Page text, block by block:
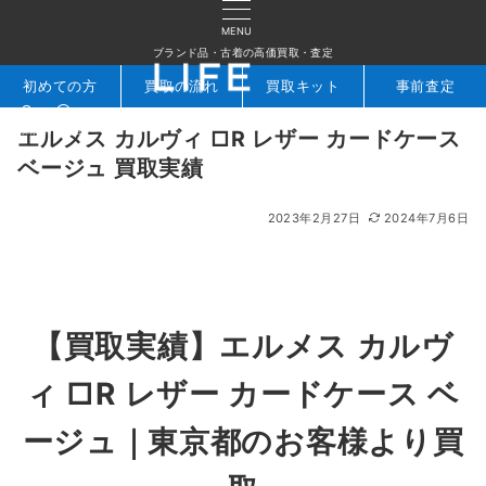
MENU
ブランド品・古着の高価買取・査定
お問合せ
初めての方 買取の流れ 買取キット 事前査定
エルメス カルヴィ □R レザー カードケース
ベージュ 買取実績
2023年2月27日 2024年7月6日
【買取実績】エルメス カルヴ
ィ □R レザー カードケース ベ
ージュ｜東京都のお客様より買